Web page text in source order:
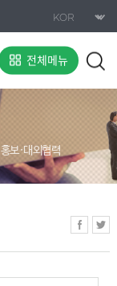
전체메뉴
홍보·대외협력